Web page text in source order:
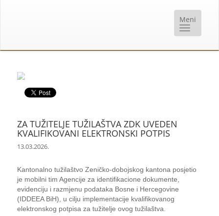
ZA TUŽITELJE TUŽILAŠTVA ZDK UVEDEN
KVALIFIKOVANI ELEKTRONSKI POTPIS
13.03.2026.
Kantonalno tužilaštvo Zeničko-dobojskog kantona posjetio
je mobilni tim Agencije za identifikacione dokumente,
evidenciju i razmjenu podataka Bosne i Hercegovine
(IDDEEA BiH), u cilju implementacije kvalifikovanog
elektronskog potpisa za tužitelje ovog tužilaštva.